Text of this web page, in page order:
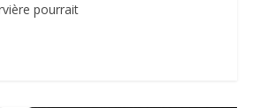
pourrait